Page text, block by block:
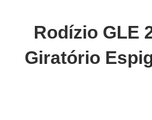
Rodízio GLE
Giratório